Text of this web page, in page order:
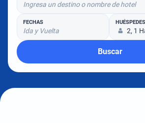
Ingresa un destino o nombre de hotel
FECHAS
Ida y Vuelta
HUÉSPEDES
2, 1
Buscar